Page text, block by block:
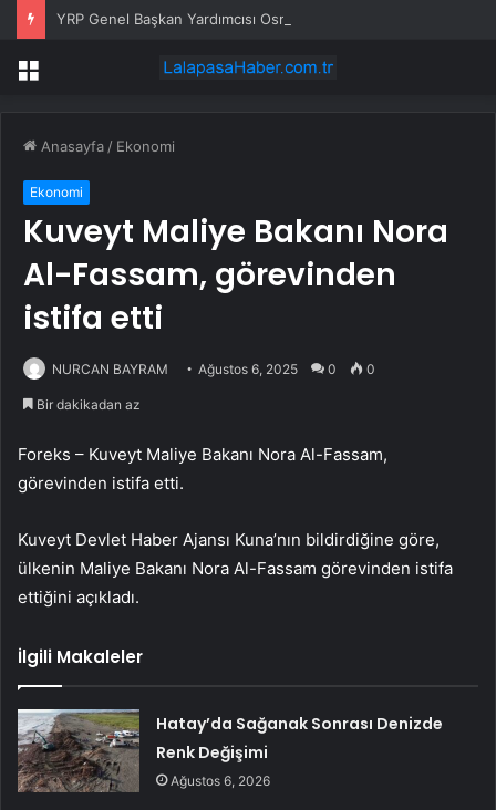
Menü
Anasayfa / Ekonomi
Ekonomi
Kuveyt Maliye Bakanı Nora
Al-Fassam, görevinden
istifa etti
NURCAN BAYRAM Ağustos 6, 2025 0 0
Bir dakikadan az
Foreks – Kuveyt Maliye Bakanı Nora Al-Fassam,
görevinden istifa etti.
Kuveyt Devlet Haber Ajansı Kuna’nın bildirdiğine göre,
ülkenin Maliye Bakanı Nora Al-Fassam görevinden istifa
ettiğini açıkladı.
İlgili Makaleler
Hatay’da Sağanak Sonrası Denizde
Renk Değişimi
Ağustos 6, 2026